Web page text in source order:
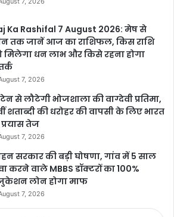
Ka Rashifal 7 August 2026: मेष से
तक जानें आज का राशिफल, किस राशि
मिलेगा धन लाभ और किसे रहना होगा
7, 2026
से लौटेगी भोजशाला की वाग्देवी प्रतिमा,
शताब्दी की धरोहर की वापसी के लिए भारत
तेज
7, 2026
सरकार की बड़ी घोषणा, गांव में 5 साल
करने वाले MBBS डॉक्टरों का 100%
लोन होगा माफ
7, 2026